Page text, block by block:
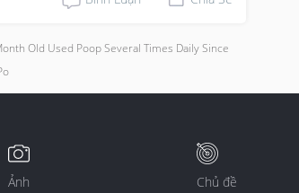
Old Used Poop Several Times Daily Since
Ảnh Chủ đề